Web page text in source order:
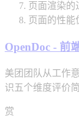
页面渲染的
页面的性能
OpenDoc - 前
美团团队从工作
识五个维度评价
赏